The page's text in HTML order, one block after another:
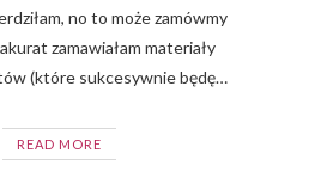
no to może zamówmy
zamawiałam materiały
(które sukcesywnie będę…
READ MORE